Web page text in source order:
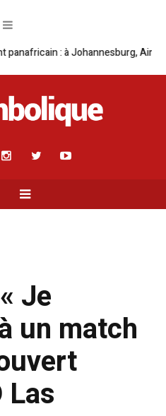
Aimé Boji Sangara
Je
un match
Las